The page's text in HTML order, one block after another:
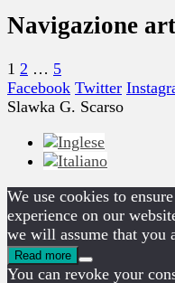
Navigazione
1 2 … 5
Facebook Twitter
Slawka G. Scarso
We use cookies to
experience on our
we will assume that you
Read more
You can revoke your